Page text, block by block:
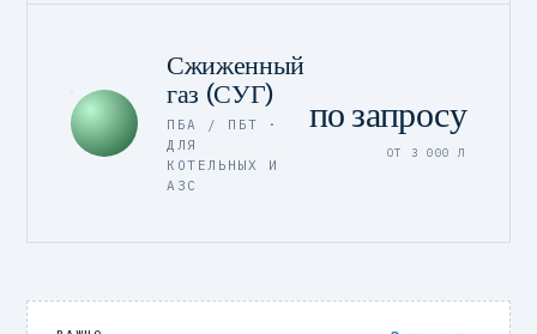
Сжиженный
газ (СУГ)
ПБА / ПБТ ·
ДЛЯ
КОТЕЛЬНЫХ И
АЗС
по запросу
ОТ 3 000 Л